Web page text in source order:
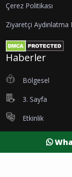
Çerez Politikası
Ziyaretçi Aydınlatma
Haberler
Bölgesel
3. Sayfa
Etkinlik
Eleman İlanı